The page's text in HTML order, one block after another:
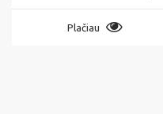
Plačiau